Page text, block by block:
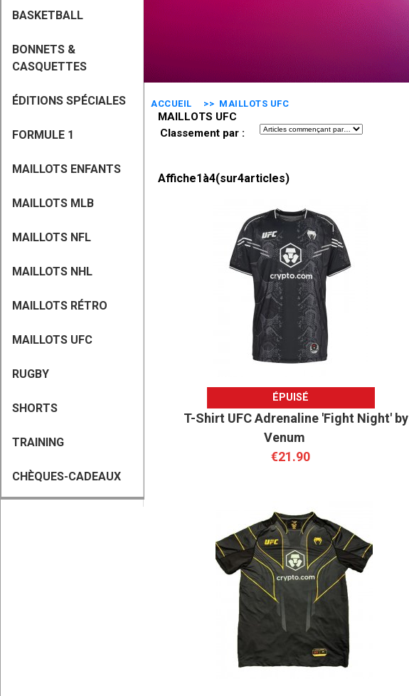
BASKETBALL
BONNETS &
CASQUETTES
ÉDITIONS SPÉCIALES
FORMULE 1
MAILLOTS ENFANTS
MAILLOTS MLB
MAILLOTS NFL
MAILLOTS NHL
MAILLOTS RÉTRO
MAILLOTS UFC
RUGBY
SHORTS
TRAINING
CHÈQUES-CADEAUX
ACCUEIL >> MAILLOTS UFC
MAILLOTS UFC
Classement par :
Affiche1à4(sur4articles)
ÉPUISÉ
T-Shirt UFC Adrenaline 'Fight Night' by
Venum
€21.90